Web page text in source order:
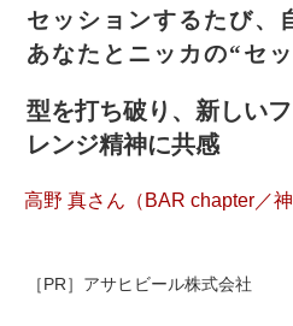
セッションするたび、
あなたとニッカの“セ
型を打ち破り、新しい
レンジ精神に共感
高野 真さん（BAR chapter／神
［PR］アサヒビール株式会社